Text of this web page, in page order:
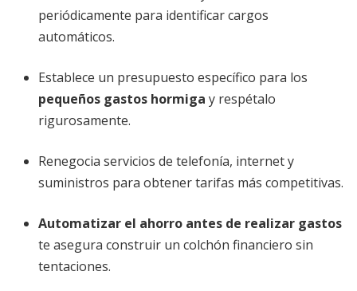
periódicamente para identificar cargos
automáticos.
Establece un presupuesto específico para los
pequeños gastos hormiga y respétalo
rigurosamente.
Renegocia servicios de telefonía, internet y
suministros para obtener tarifas más competitivas.
Automatizar el ahorro antes de realizar gastos
te asegura construir un colchón financiero sin
tentaciones.